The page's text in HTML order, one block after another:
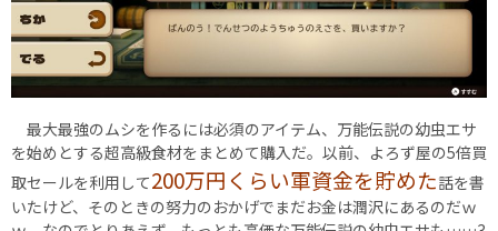
最大最強のムシを作るには必須のアイテム、万能伝説の幼虫エサ
を始めとする超高級食材をまとめて購入だ。以前、よろず屋の5倍買
取セールを利用して200万円くらい軍資金を貯めた話を書
いたけど、そのときの努力のおかげでまだお金は潤沢にあるのだｗ